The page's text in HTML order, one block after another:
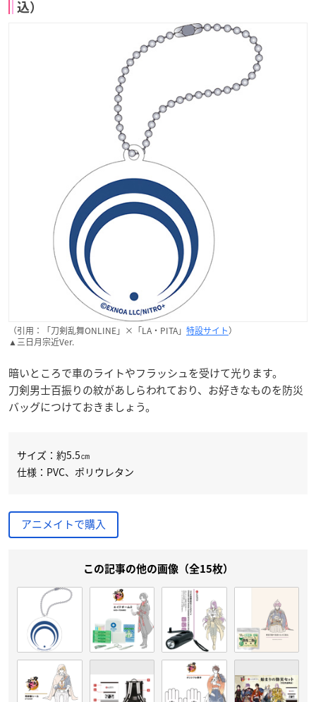
込）
（引用：「刀剣乱舞ONLINE」×「LA・PITA」 特設サイト）
▲三日月宗近Ver.
暗いところで車のライトやフラッシュを受けて光ります。
刀剣男士百振りの紋があしらわれており、お好きなものを防災
バッグにつけておきましょう。
サイズ：約5.5㎝
仕様：PVC、ポリウレタン
アニメイトで購入
この記事の他の画像（全15枚）